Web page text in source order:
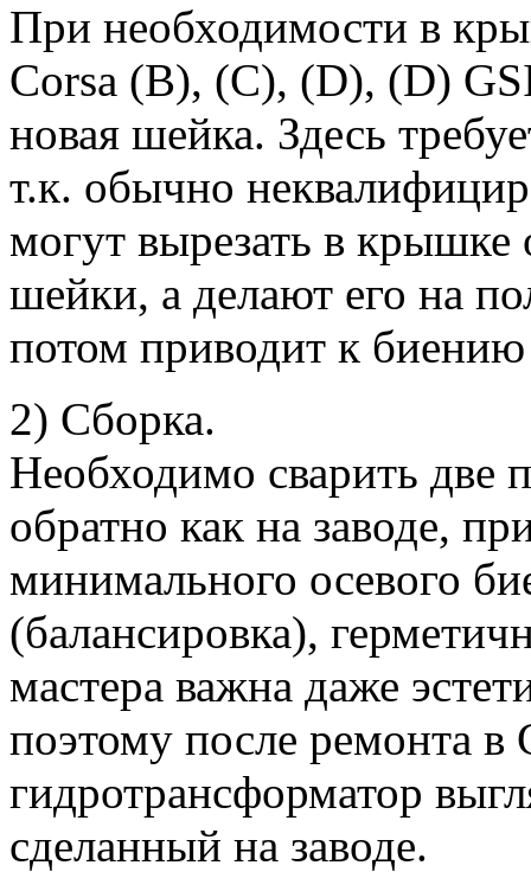
При необходимости в
Corsa (B), (C), (D), (D)
новая шейка. Здесь
т.к. обычно
могут вырезать в крышке
шейки, а делают его на
потом приводит к биению
2) Сборка.
Необходимо сварить две
обратно как на заводе,
минимального осевого
(балансировка),
мастера важна даже
поэтому после ремонта в
гидротрансформатор
сделанный на заводе.